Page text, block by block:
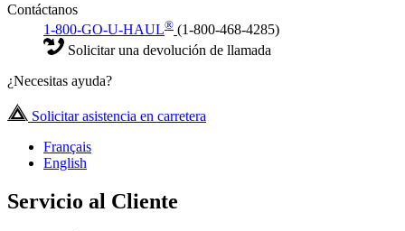
Contáctanos
1-800-GO-U-HAUL® (1-800-468-4285)
Solicitar una devolución de llamada
¿Necesitas ayuda?
Solicitar asistencia en carretera
Français
English
Servicio al Cliente